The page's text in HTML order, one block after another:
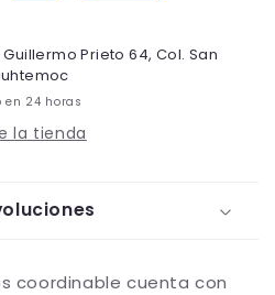
Guillermo Prieto 64, Col. San
24 horas
la tienda
coordinable cuenta con